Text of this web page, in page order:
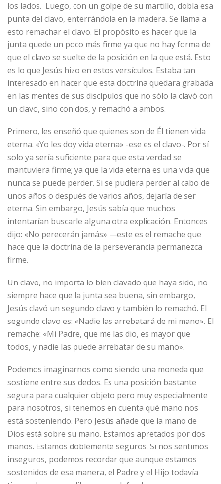
los lados. Luego, con un golpe de su martillo, dobla esa
punta del clavo, enterrándola en la madera. Se llama a
esto remachar el clavo. El propósito es hacer que la
junta quede un poco más firme ya que no hay forma de
que el clavo se suelte de la posición en la que está. Esto
es lo que Jesús hizo en estos versículos. Estaba tan
interesado en hacer que esta doctrina quedara grabada
en las mentes de sus discípulos que no sólo la clavó con
un clavo, sino con dos, y remachó a ambos.
Primero, les enseñó que quienes son de Él tienen vida
eterna. «Yo les doy vida eterna» -ese es el clavo-. Por sí
solo ya sería suficiente para que esta verdad se
mantuviera firme; ya que la vida eterna es una vida que
nunca se puede perder. Si se pudiera perder al cabo de
unos años o después de varios años, dejaría de ser
eterna. Sin embargo, Jesús sabía que muchos
intentarían buscarle alguna otra explicación. Entonces
dijo: «No perecerán jamás» —este es el remache que
hace que la doctrina de la perseverancia permanezca
firme.
Un clavo, no importa lo bien clavado que haya sido, no
siempre hace que la junta sea buena, sin embargo,
Jesús clavó un segundo clavo y también lo remachó. El
segundo clavo es: «Nadie las arrebatará de mi mano». El
remache: «Mi Padre, que me las dio, es mayor que
todos, y nadie las puede arrebatar de su mano».
Podemos imaginarnos como siendo una moneda que
sostiene entre sus dedos. Es una posición bastante
segura para cualquier objeto pero muy especialmente
para nosotros, si tenemos en cuenta qué mano nos
está sosteniendo. Pero Jesús añade que la mano de
Dios está sobre su mano. Estamos apretados por dos
manos. Estamos doblemente seguros. Si nos sentimos
inseguros, podemos recordar que aunque estamos
sostenidos de esa manera, el Padre y el Hijo todavía